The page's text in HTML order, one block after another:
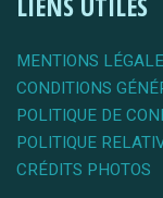
MENTIONS
CONDITIONS
POLITIQUE DE
POLITIQUE
CRÉDITS PHOTOS